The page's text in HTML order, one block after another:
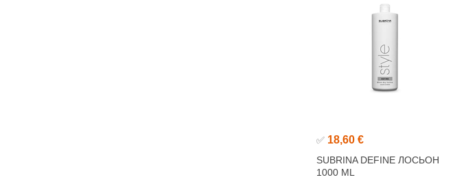
✅ 18,60 €
SUBRINA DEFINE ЛОСЬОН
1000 ML